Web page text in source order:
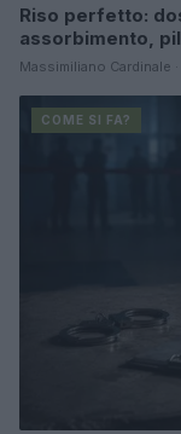
Riso perfetto:
assorbimento,
Massimiliano Cardinale
COME SI FA?